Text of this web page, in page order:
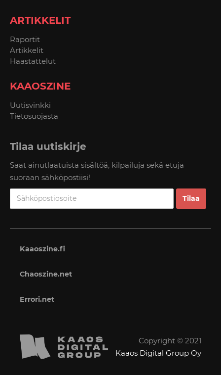
ARTIKKELIT
Raportit
Artikkelit
Haastattelut
KAAOSZINE
Uutisvinkki
Tietosuojasta
Tilaa uutiskirje
Saat ainutlaatuista sisältöä, kilpailuja sekä etuja
suoraan sähköpostiisi!
Kaaoszine.fi
Chaoszine.net
Errori.net
Copyright © 2021
Kaaos Digital Group Oy